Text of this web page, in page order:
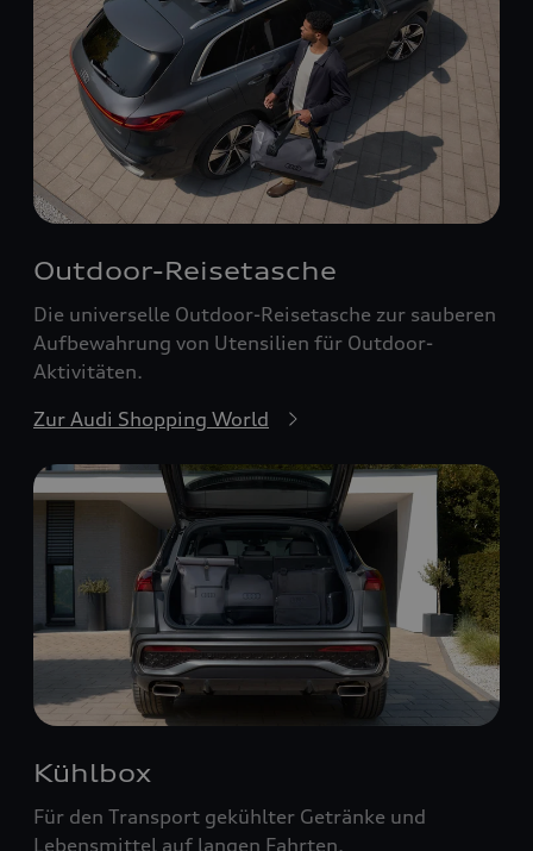
Outdoor-Reisetasche
Die universelle Outdoor-Reisetasche zur sauberen
Aufbewahrung von Utensilien für Outdoor-
Aktivitäten.
Zur Audi Shopping World
Kühlbox
Für den Transport gekühlter Getränke und
Lebensmittel auf langen Fahrten.